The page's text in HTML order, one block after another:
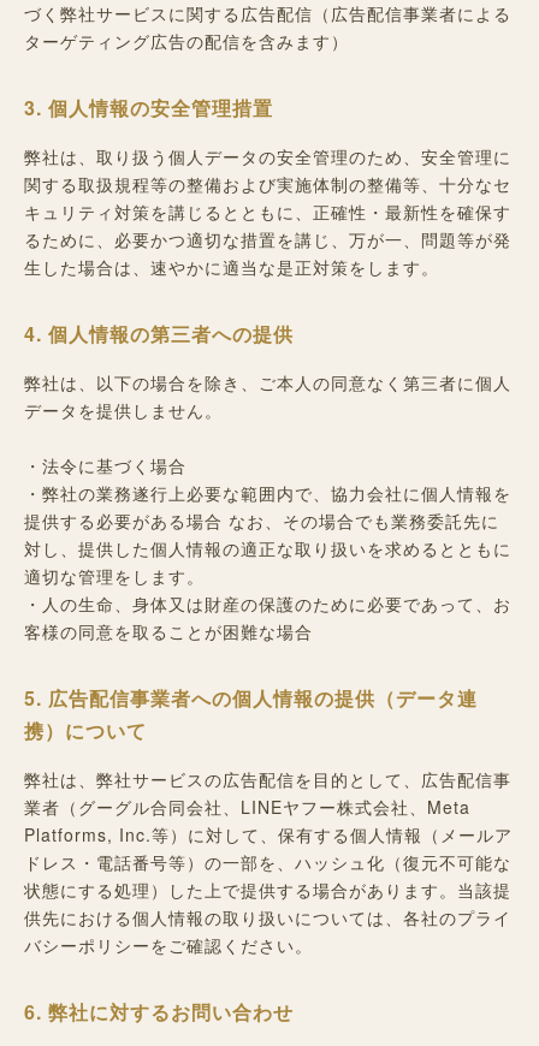
づく弊社サービスに関する広告配信（広告配信事業者による
ターゲティング広告の配信を含みます）
3. 個人情報の安全管理措置
弊社は、取り扱う個人データの安全管理のため、安全管理に
関する取扱規程等の整備および実施体制の整備等、十分なセ
キュリティ対策を講じるとともに、正確性・最新性を確保す
るために、必要かつ適切な措置を講じ、万が一、問題等が発
生した場合は、速やかに適当な是正対策をします。
4. 個人情報の第三者への提供
弊社は、以下の場合を除き、ご本人の同意なく第三者に個人
データを提供しません。
・法令に基づく場合
・弊社の業務遂行上必要な範囲内で、協力会社に個人情報を
提供する必要がある場合 なお、その場合でも業務委託先に
対し、提供した個人情報の適正な取り扱いを求めるとともに
適切な管理をします。
・人の生命、身体又は財産の保護のために必要であって、お
客様の同意を取ることが困難な場合
5. 広告配信事業者への個人情報の提供（データ連
携）について
弊社は、弊社サービスの広告配信を目的として、広告配信事
業者（グーグル合同会社、LINEヤフー株式会社、Meta
Platforms, Inc.等）に対して、保有する個人情報（メールア
ドレス・電話番号等）の一部を、ハッシュ化（復元不可能な
状態にする処理）した上で提供する場合があります。当該提
供先における個人情報の取り扱いについては、各社のプライ
バシーポリシーをご確認ください。
6. 弊社に対するお問い合わせ